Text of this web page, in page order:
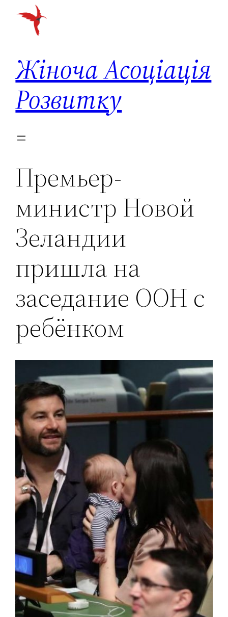
Перейти
Жіноча Асоціація
Розвитку
Премьер-
министр Новой
Зеландии
пришла на
заседание ООН с
ребёнком